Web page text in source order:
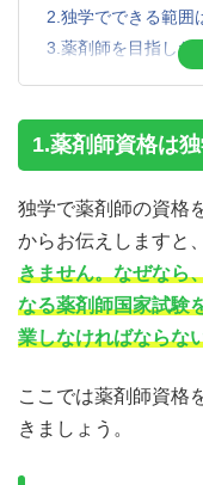
2.独学でできる範囲
3.薬剤師を目指した
3-3.薬局や病院で
4.社会人でも薬剤師
は？
4-1.6年制の薬学
4-2.資格取得まで
5.薬剤師に求められ
5-2.情報収集能力
5-3.コミュニケー
5-4.判断力や正確さ
1.薬剤師資格は
独学で薬剤師の資格
からお伝えしますと
きません。なぜなら
なる薬剤師国家試験
業しなければならな
ここでは薬剤師資格
きましょう。